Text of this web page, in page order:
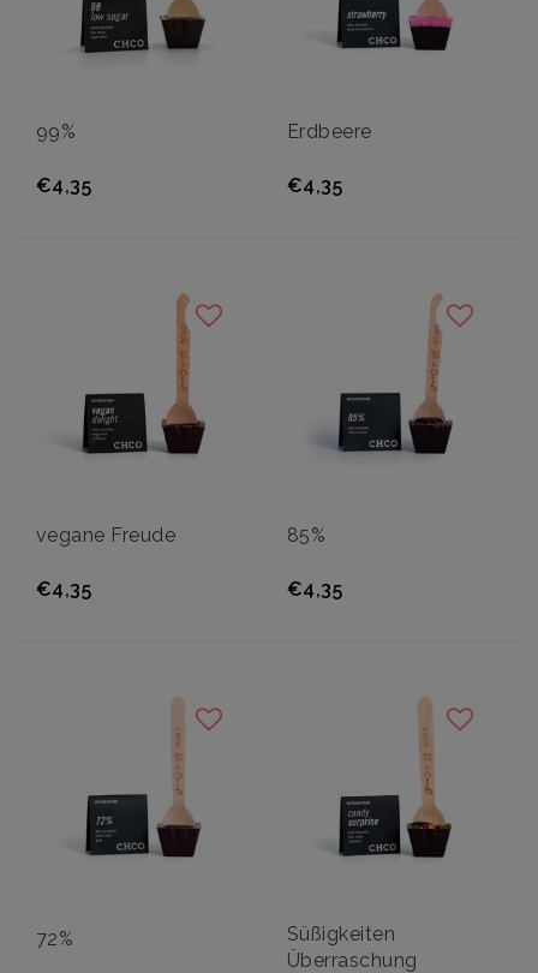
99%
€4,35
Erdbeere
€4,35
vegane Freude
€4,35
85%
€4,35
72%
Süßigkeiten
Überraschung